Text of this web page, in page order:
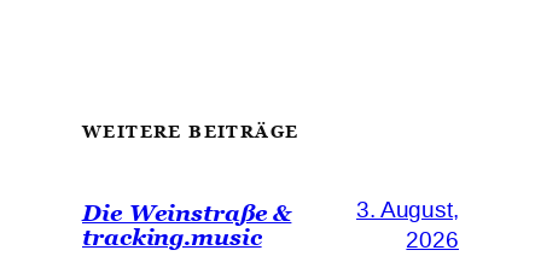
WEITERE BEITRÄGE
Die Weinstraße &
tracking.music
3. August,
2026